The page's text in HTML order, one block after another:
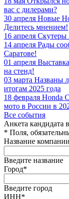
вас с дилерами?
30 апреля Новые
Делитесь мнением!
16 апреля Скутеры
14 апреля Рады
Саратове!
01 апреля
на стенд!
03 марта Названы
итогам 2025 года
18 февраля Honda
мото в России в
Все события
Анкета кандидата
* Поля,
Название
Введите название
Город*
Введите город
ИНН*